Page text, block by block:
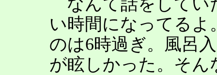
なんて話をしてい
い時間になってる
のは6時過ぎ。風呂
が眩しかった。そん